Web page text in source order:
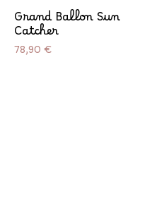
Grand Ballon Sun
Catcher
Prix
78,90 €